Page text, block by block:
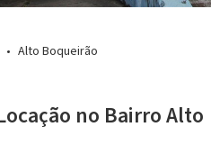
Alto Boqueirão
no Bairro Alto